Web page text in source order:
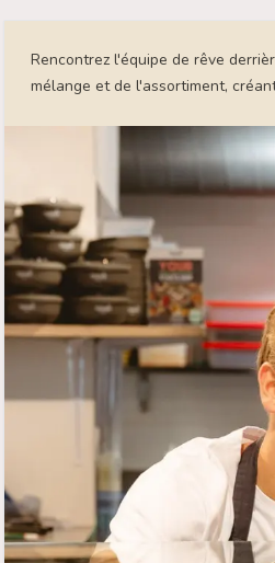
Rencontrez l'équipe de rêve
mélange et de l'assortiment,